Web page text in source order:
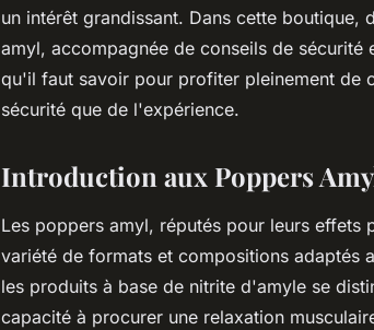
un intérêt grandissant. Dans cette
amyl, accompagnée de conseils de
qu'il faut savoir pour profiter pleinement de
sécurité que de l'expérience.
Introduction aux Poppers
Les poppers amyl, réputés pour leurs effets
variété de formats et compositions adaptés
les produits à base de nitrite d'amyle se
capacité à procurer une relaxation